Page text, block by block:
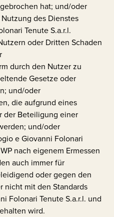
hat; und/oder
des Dienstes
Tenute S.a.r.l.
oder Dritten Schaden
durch den Nutzer zu
Gesetze oder
und/oder
die aufgrund eines
der Beteiligung einer
und/oder
e Giovanni Folonari
nach eigenem Ermessen
auch immer für
oder gegen den
nicht mit den Standards
Folonari Tenute S.a.r.l. und
wird.